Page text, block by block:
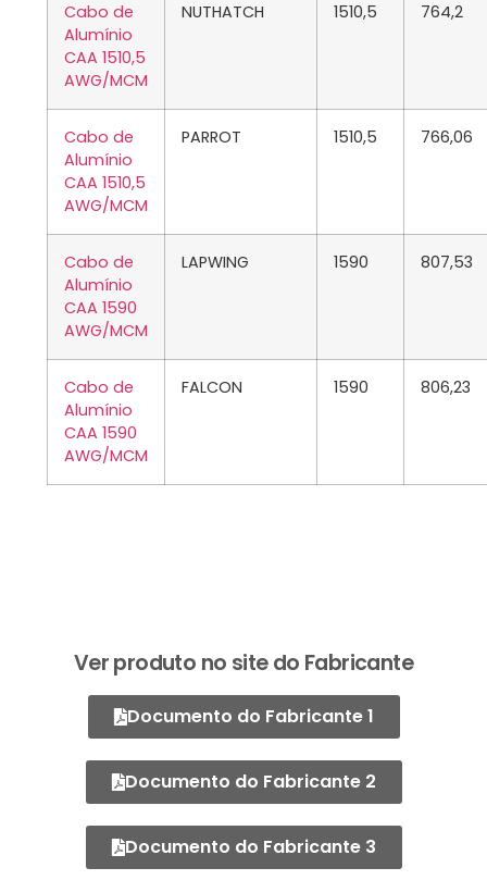
Cabo de
Alumínio
CAA 1510,5
AWG/MCM
NUTHATCH 1510,5 764,2
Cabo de
Alumínio
CAA 1510,5
AWG/MCM
PARROT 1510,5 766,06
Cabo de
Alumínio
CAA 1590
AWG/MCM
LAPWING 1590 807,53
Cabo de
Alumínio
CAA 1590
AWG/MCM
FALCON 1590 806,23
Ver produto no site do Fabricante
Documento do Fabricante 1
Documento do Fabricante 2
Documento do Fabricante 3